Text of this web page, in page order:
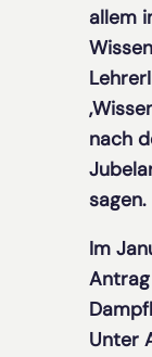
allem
nach
sagen.
Im
Unter